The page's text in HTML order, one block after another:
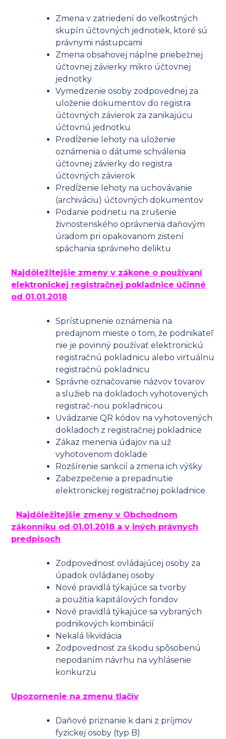
Zmena v zatriedení do veľkostných
skupín účtovných jednotiek, ktoré sú
právnymi nástupcami
Zmena obsahovej náplne priebežnej
účtovnej závierky mikro účtovnej
jednotky
Vymedzenie osoby zodpovednej za
uloženie dokumentov do registra
účtovných závierok za zanikajúcu
účtovnú jednotku
Predĺženie lehoty na uloženie
oznámenia o dátume schválenia
účtovnej závierky do registra
účtovných závierok
Predĺženie lehoty na uchovávanie
(archiváciu) účtovných dokumentov
Podanie podnetu na zrušenie
živnostenského oprávnenia daňovým
úradom pri opakovanom zistení
spáchania správneho deliktu
Najdôležitejšie zmeny v zákone o používaní
elektronickej registračnej pokladnice účinné
od 01.01.2018
Sprístupnenie oznámenia na
predajnom mieste o tom, že podnikateľ
nie je povinný používať elektronickú
registračnú pokladnicu alebo virtuálnu
registračnú pokladnicu
Správne označovanie názvov tovarov
a služieb na dokladoch vyhotovených
registrač-nou pokladnicou
Uvádzanie QR kódov na vyhotovených
dokladoch z registračnej pokladnice
Zákaz menenia údajov na už
vyhotovenom doklade
Rozšírenie sankcií a zmena ich výšky
Zabezpečenie a prepadnutie
elektronickej registračnej pokladnice
Najdôležitejšie zmeny v Obchodnom
zákonníku od 01.01.2018 a v iných právnych
predpisoch
Zodpovednosť ovládajúcej osoby za
úpadok ovládanej osoby
Nové pravidlá týkajúce sa tvorby
a použitia kapitálových fondov
Nové pravidlá týkajúce sa vybraných
podnikových kombinácií
Nekalá likvidácia
Zodpovednosť za škodu spôsobenú
nepodaním návrhu na vyhlásenie
konkurzu
Upozornenie na zmenu tlačív
Daňové priznanie k dani z príjmov
fyzickej osoby (typ B)